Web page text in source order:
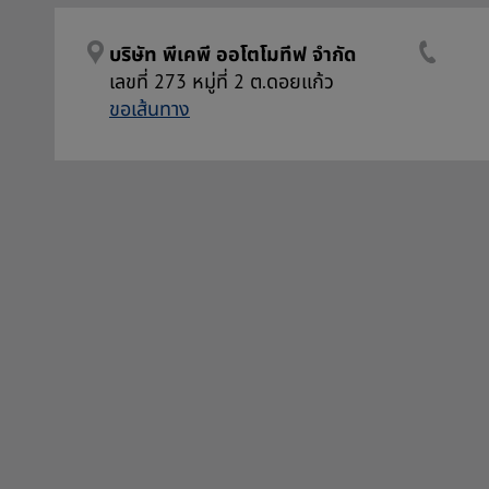
บริษัท พีเคพี ออโตโมทีฟ จำกัด
เลขที่ 273 หมู่ที่ 2 ต.ดอยแก้ว
ขอเส้นทาง